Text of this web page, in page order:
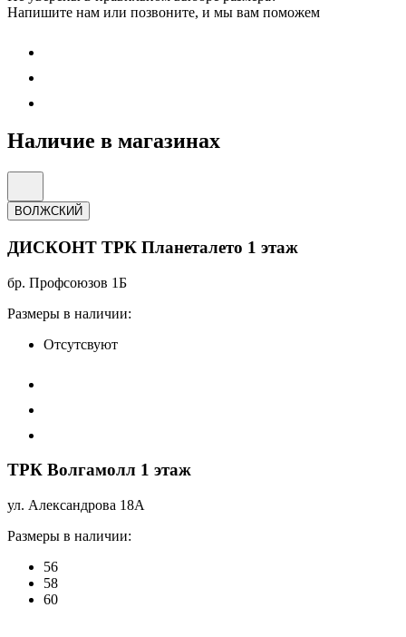
Напишите нам или позвоните, и мы вам поможем
Наличие в магазинах
ВОЛЖСКИЙ
ДИСКОНТ ТРК Планеталето 1 этаж
бр. Профсоюзов 1Б
Размеры в наличии:
Отсутсвуют
ТРК Волгамолл 1 этаж
ул. Александрова 18А
Размеры в наличии:
56
58
60